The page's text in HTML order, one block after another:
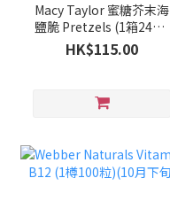
Macy Taylor 蜜糖芥末海
鹽脆 Pretzels (1箱24包)
(10月下旬)
HK$115.00